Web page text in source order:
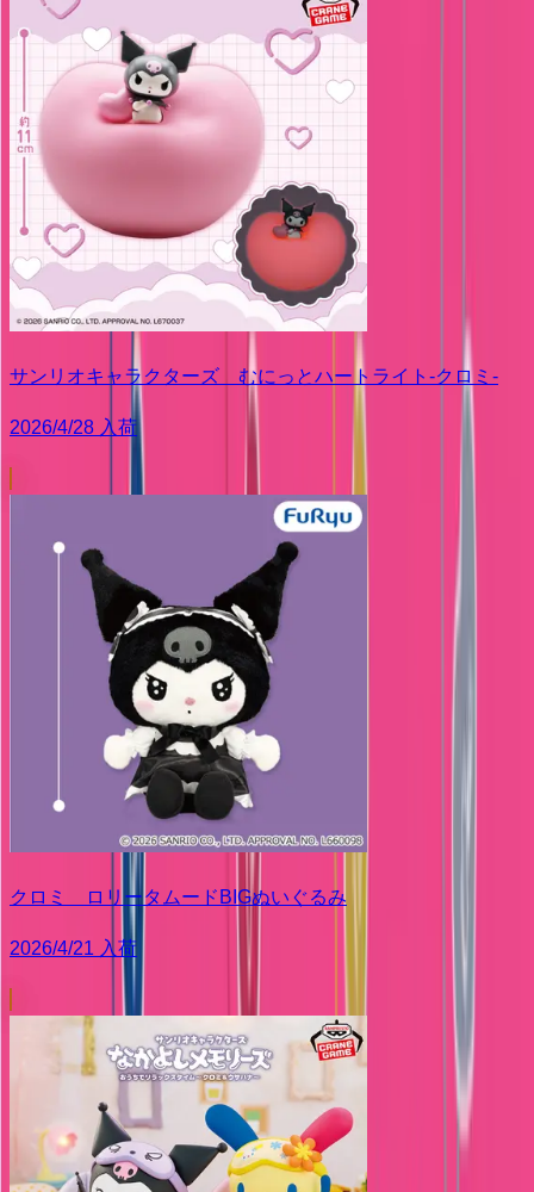
サンリオキャラクターズ むにっとハートライト-クロミ-
2026/4/28 入荷
クロミ ロリータムードBIGぬいぐるみ
2026/4/21 入荷